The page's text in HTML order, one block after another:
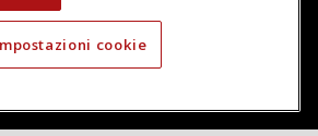
cookie